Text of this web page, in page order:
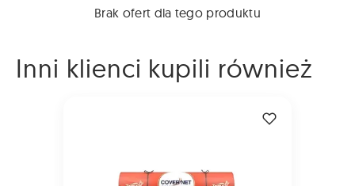
Brak ofert dla tego produktu
Inni klienci kupili również